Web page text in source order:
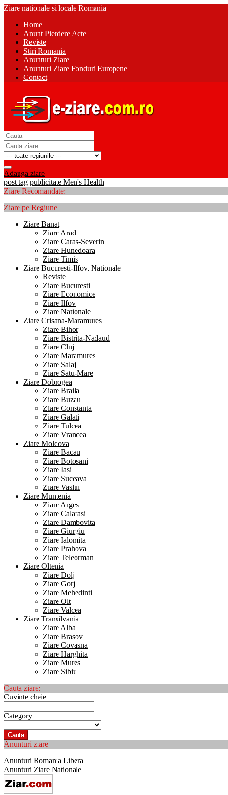
Ziare nationale si locale Romania
Home
Anunt Pierdere Acte
Reviste
Stiri Romania
Anunturi Ziare
Anunturi Ziare Fonduri Europene
Contact
Adauga ziare
post tag publicitate Men's Health
Ziare Recomandate:
Ziare pe Regiune
Ziare Banat
Ziare Arad
Ziare Caras-Severin
Ziare Hunedoara
Ziare Timis
Ziare Bucuresti-Ilfov, Nationale
Reviste
Ziare Bucuresti
Ziare Economice
Ziare Ilfov
Ziare Nationale
Ziare Crisana-Maramures
Ziare Bihor
Ziare Bistrita-Nadaud
Ziare Cluj
Ziare Maramures
Ziare Salaj
Ziare Satu-Mare
Ziare Dobrogea
Ziare Braila
Ziare Buzau
Ziare Constanta
Ziare Galati
Ziare Tulcea
Ziare Vrancea
Ziare Moldova
Ziare Bacau
Ziare Botosani
Ziare Iasi
Ziare Suceava
Ziare Vaslui
Ziare Muntenia
Ziare Arges
Ziare Calarasi
Ziare Dambovita
Ziare Giurgiu
Ziare Ialomita
Ziare Prahova
Ziare Teleorman
Ziare Oltenia
Ziare Dolj
Ziare Gorj
Ziare Mehedinti
Ziare Olt
Ziare Valcea
Ziare Transilvania
Ziare Alba
Ziare Brasov
Ziare Covasna
Ziare Harghita
Ziare Mures
Ziare Sibiu
Cauta ziare:
Cuvinte cheie
Category
Cauta
Anunturi ziare
Anunturi Romania Libera
Anunturi Ziare Nationale